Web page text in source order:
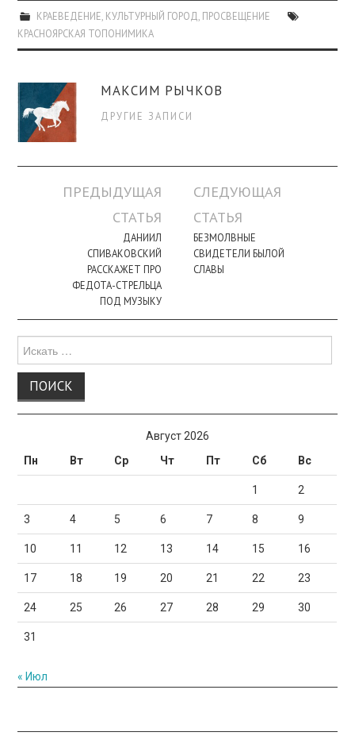
КРАЕВЕДЕНИЕ КУЛЬТУРНЫЙ ГОРОД ПРОСВЕЩЕНИЕ
КРАСНОЯРСКАЯ ТОПОНИМИКА
МАКСИМ РЫЧКОВ
ДРУГИЕ ЗАПИСИ
Навигация
ПРЕДЫДУЩАЯ
СТАТЬЯ
ДАНИИЛ
СПИВАКОВСКИЙ
РАССКАЖЕТ ПРО
ФЕДОТА-СТРЕЛЬЦА
ПОД МУЗЫКУ
СЛЕДУЮЩАЯ
СТАТЬЯ
БЕЗМОЛВНЫЕ
СВИДЕТЕЛИ БЫЛОЙ
СЛАВЫ
для:
Август 2026
Пн
Вт Ср Чт Пт Сб Вс
1 2
3 4 5 6 7 8 9
10 11 12 13 14 15 16
17 18 19 20 21 22 23
24 25 26 27 28 29 30
31
« Июл